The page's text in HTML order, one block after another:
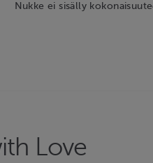
Nukke ei sisälly
Love